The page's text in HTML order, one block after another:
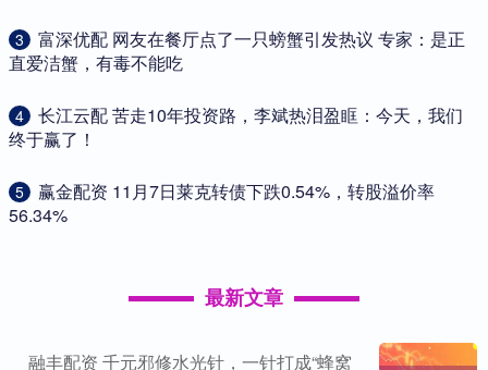
3
​富深优配 网友在餐厅点了一只螃蟹引发热议 专家：是正
直爱洁蟹，有毒不能吃
4
​长江云配 苦走10年投资路，李斌热泪盈眶：今天，我们
终于赢了！
5
​赢金配资 11月7日莱克转债下跌0.54%，转股溢价率
56.34%
最新文章
融丰配资 千元邪修水光针，一针打成“蜂窝